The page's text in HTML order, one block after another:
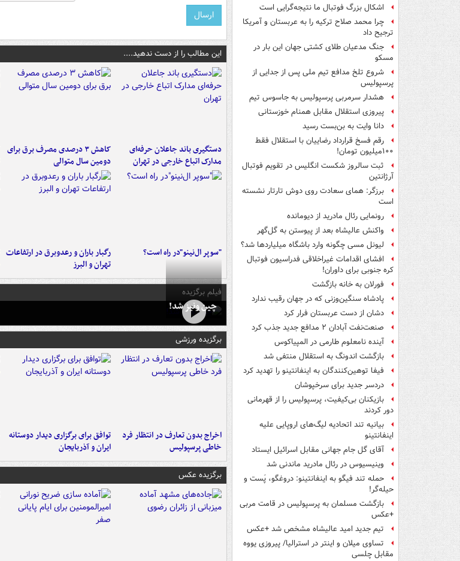
اشکال بزرگ فوتبال ما نتیجه‌گرایی است
چرا محمد صلاح ترکیه را به عربستان و آمریکا
ترجیح داد
جنگ مدعیان طلای کشتی جهان این بار در
مسکو
شروع تلخ مدافع تیم ملی پس از جدایی از
پرسپولیس
هشدار سرمربی پرسپولیس به جاسوس تیم
پیروزی استقلال مقابل همنام خوزستانی
دانا وایت به بن‌بست رسید
رقم فسخ قرارداد رضاییان با استقلال فقط
۱۰۰میلیون تومان!
ثبت سالروز شکست انگلیس در تقویم فوتبال
آرژانتین
برزگر: همای سعادت روی دوش تارتار نشسته
است
رونمایی رئال مادرید از دیومانده
واکنش عالیشاه بعد از پیوستن به گل‌گهر
لیونل مسی چگونه وارد باشگاه میلیاردها شد؟
افشای اقدامات غیراخلاقی فدراسیون فوتبال
کره جنوبی برای داوران!
فورلان به خانه بازگشت
پادشاه سنگین‌وزنی که در جهان رقیب ندارد
دشان از دست عربستان فرار کرد
صنعت‌نفت آبادان ۲ مدافع جدید جذب کرد
آینده نامعلوم طارمی در المپیاکوس
بازگشت اندونگ به استقلال منتفی شد
فیفا توهین‌کنندگان به اینفانتینو را تهدید کرد
دردسر جدید برای سرخپوشان
بازیکنان بی‌کیفیت، پرسپولیس را از قهرمانی
دور کردند
بیانیه تند اتحادیه لیگ‌های اروپایی علیه
اینفانتینو
آقای گل جام جهانی مقابل اسرائیل ایستاد
وینیسیوس در رئال مادرید ماندنی شد
حمله تند فیگو به اینفانتینو: دروغگو، پَست‌ و
حیله‌گر!
بازگشت مسلمان به پرسپولیس در قامت مربی
+عکس
تیم جدید امید عالیشاه مشخص شد +عکس
تساوی میلان و اینتر در استرالیا/ پیروزی یووه
مقابل چلسی
این مطالب را از دست ندهید....
دستگیری باند جاعلان حرفه‌ای
مدارک اتباع خارجی در تهران
کاهش ۳ درصدی مصرف برق برای
دومین سال متوالی
"سوپر ال‌نینو"در راه است؟
رگبار باران و رعدوبرق در ارتفاعات
تهران و البرز
فیلم برگزیده
چین ونیز شد!
برگزیده ورزشی
اخراج بدون تعارف در انتظار فرد
خاطی پرسپولیس
توافق برای برگزاری دیدار دوستانه
ایران و آذربایجان
برگزیده عکس